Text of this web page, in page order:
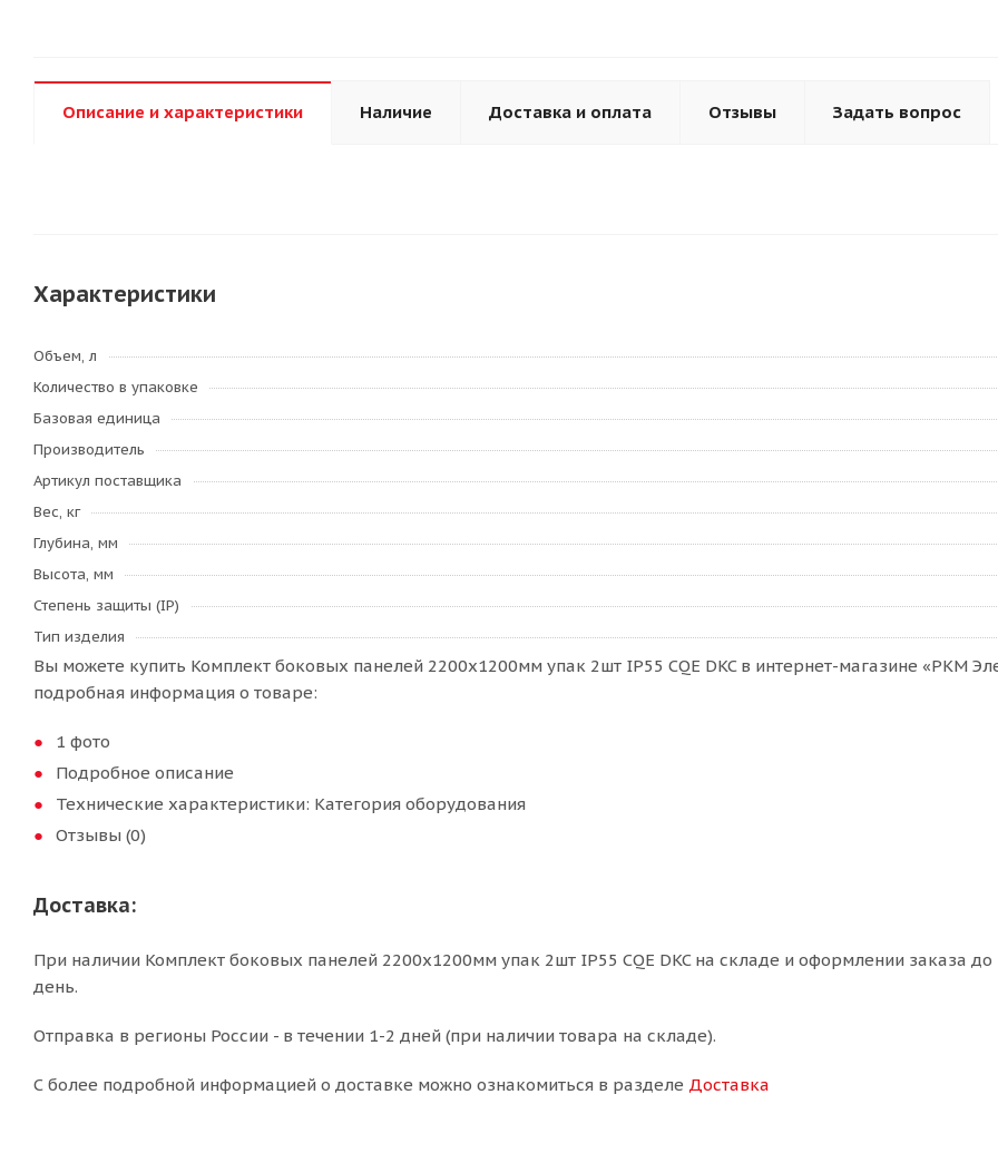
Описание и характеристики Наличие Доставка и оплата Отзывы Задать вопрос
Характеристики
Объем, л
Количество в упаковке
Базовая единица
Производитель
Артикул поставщика
Вес, кг
Глубина, мм
Высота, мм
Степень защиты (IP)
Тип изделия
Вы можете купить Комплект боковых панелей 2200x1200мм упак 2шт IP55 CQE DKC в интернет-магазине «РКМ
подробная информация о товаре:
1 фото
Подробное описание
Технические характеристики: Категория оборудования
Отзывы (0)
Доставка:
При наличии Комплект боковых панелей 2200x1200мм упак 2шт IP55 CQE DKC на складе и оформлении заказа
день.
Отправка в регионы России - в течении 1-2 дней (при наличии товара на складе).
С более подробной информацией о доставке можно ознакомиться в разделе Доставка